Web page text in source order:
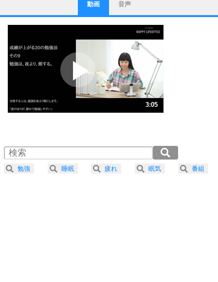
1
ストレス対策
他人と比べない。
いっそのこと、他人を見ない。
いらいらしない人になる30の方法
ポジティブになれない原因は、行動しないから。
ポジティブ思考になる30の方法
ストレス対策
人生、なんとかなるもの。
気楽に生きる30の方法
4 器の大きい人は、怒りを優しさで表現する。
プラス思考
動画 音声
3:05
2.0倍速 （363KB 1分32秒）
2.5倍速 （291KB 1分14秒）
3.0倍速 （243KB 1分1秒）
勉強 睡眠 疲れ 眠気 番組